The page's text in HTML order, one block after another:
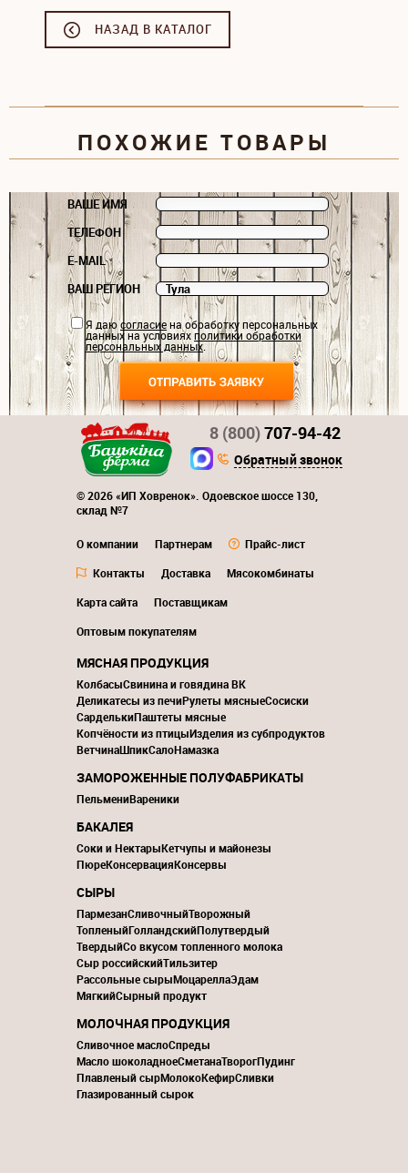
НАЗАД В КАТАЛОГ
ПОХОЖИЕ ТОВАРЫ
ВАШЕ ИМЯ
ТЕЛЕФОН
E-MAIL
ВАШ РЕГИОН
Я даюсогласиена обработку персональных
данных на условияхполитики обработки
персональных данных.
© 2026 «ИП Ховренок». Одоевское шоссе 130,
склад №7
О компании Партнерам
Прайс-лист
Контакты
Доставка
Мясокомбинаты
Карта сайта
Поставщикам
Оптовым покупателям
8 (800)707-94-42
Обратный звонок
МЯСНАЯ ПРОДУКЦИЯ
КолбасыСвинина и говядина ВК
Деликатесы из печиРулеты мясныеСосиски
СарделькиПаштеты мясные
Копчёности из птицыИзделия из субпродуктов
ВетчинаШпикСалоНамазка
ЗАМОРОЖЕННЫЕ ПОЛУФАБРИКАТЫ
ПельмениВареники
БАКАЛЕЯ
Соки и НектарыКетчупы и майонезы
ПюреКонсервацияКонсервы
СЫРЫ
ПармезанСливочныйТворожный
ТопленыйГолландскийПолутвердый
ТвердыйСо вкусом топленного молока
Сыр российскийТильзитер
Рассольные сырыМоцареллаЭдам
МягкийСырный продукт
МОЛОЧНАЯ ПРОДУКЦИЯ
Сливочное маслоСпреды
Масло шоколадноеСметанаТворогПудинг
Плавленый сырМолокоКефирСливки
Глазированный сырок